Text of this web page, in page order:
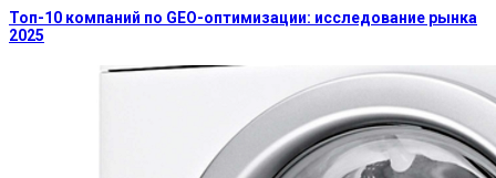
Топ-10 компаний по GEO-оптимизации: исследование рынка
2025